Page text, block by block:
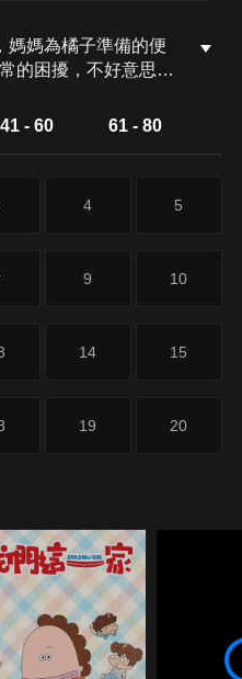
媽媽為橘子準備的便
的困擾，不好意思大
當菜。但是橘子仍不
41 - 60 61 - 80
4 5
9 10
14 15
19 20